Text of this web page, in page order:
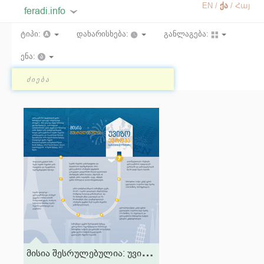
EN ქა Հայ
feradi.info
ტიპი: დახარისხება: განლაგება:
ენა:
მ
ისია შესრულებულია: უვიზო ევროპა საქართველოსთვის